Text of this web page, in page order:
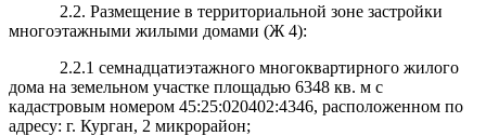
2.2. Размещение в территориальной зоне застройки
многоэтажными жилыми домами (Ж 4):
2.2.1 семнадцатиэтажного многоквартирного жилого
дома на земельном участке площадью 6348 кв. м с
кадастровым номером 45:25:020402:4346, расположенном по
адресу: г. Курган, 2 микрорайон;